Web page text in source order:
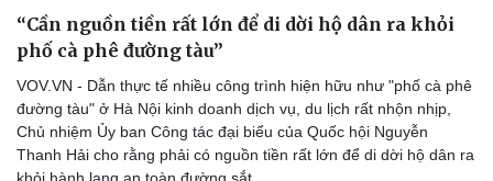
“Cần nguồn tiền rất lớn để di dời hộ dân ra khỏi
phố cà phê đường tàu”
VOV.VN - Dẫn thực tế nhiều công trình hiện hữu như "phố cà phê
đường tàu" ở Hà Nội kinh doanh dịch vụ, du lịch rất nhộn nhịp,
Chủ nhiệm Ủy ban Công tác đại biểu của Quốc hội Nguyễn
Thanh Hải cho rằng phải có nguồn tiền rất lớn để di dời hộ dân ra